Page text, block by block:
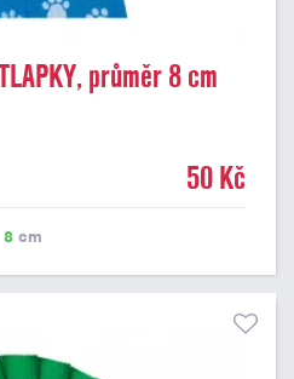
průměr 8 cm
50 Kč
8 cm